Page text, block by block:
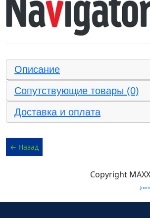
Описание
Сопутствующие товары (0)
Доставка и оплата
Copyright